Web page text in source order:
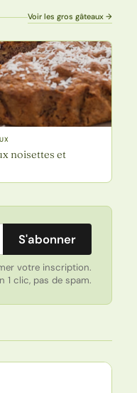
Voir les gros gâteaux →
noisettes et
S'abonner
votre inscription.
1 clic, pas de spam.